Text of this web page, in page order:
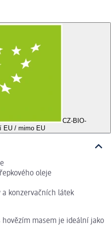
CZ-BIO-
EU / mimo EU
oleje
konzervačních látek
hovězím masem je ideální jako